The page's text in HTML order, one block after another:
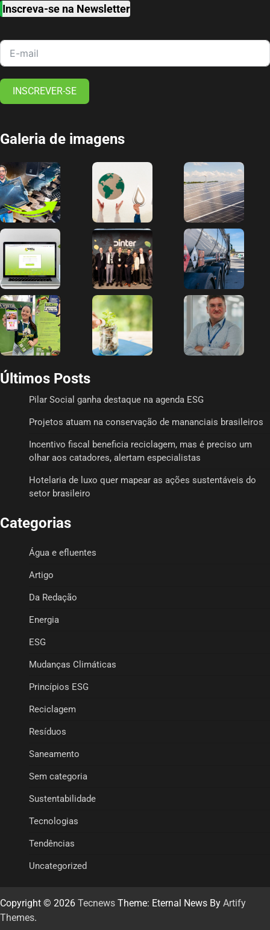
Inscreva-se na Newsletter
INSCREVER-SE
Galeria de imagens
Últimos Posts
Pilar Social ganha destaque na agenda ESG
Projetos atuam na conservação de mananciais brasileiros
Incentivo fiscal beneficia reciclagem, mas é preciso um
olhar aos catadores, alertam especialistas
Hotelaria de luxo quer mapear as ações sustentáveis do
setor brasileiro
Categorias
Água e efluentes
Artigo
Da Redação
Energia
ESG
Mudanças Climáticas
Princípios ESG
Reciclagem
Resíduos
Saneamento
Sem categoria
Sustentabilidade
Tecnologias
Tendências
Uncategorized
Copyright © 2026 Tecnews Theme: Eternal News By Artify
Themes.